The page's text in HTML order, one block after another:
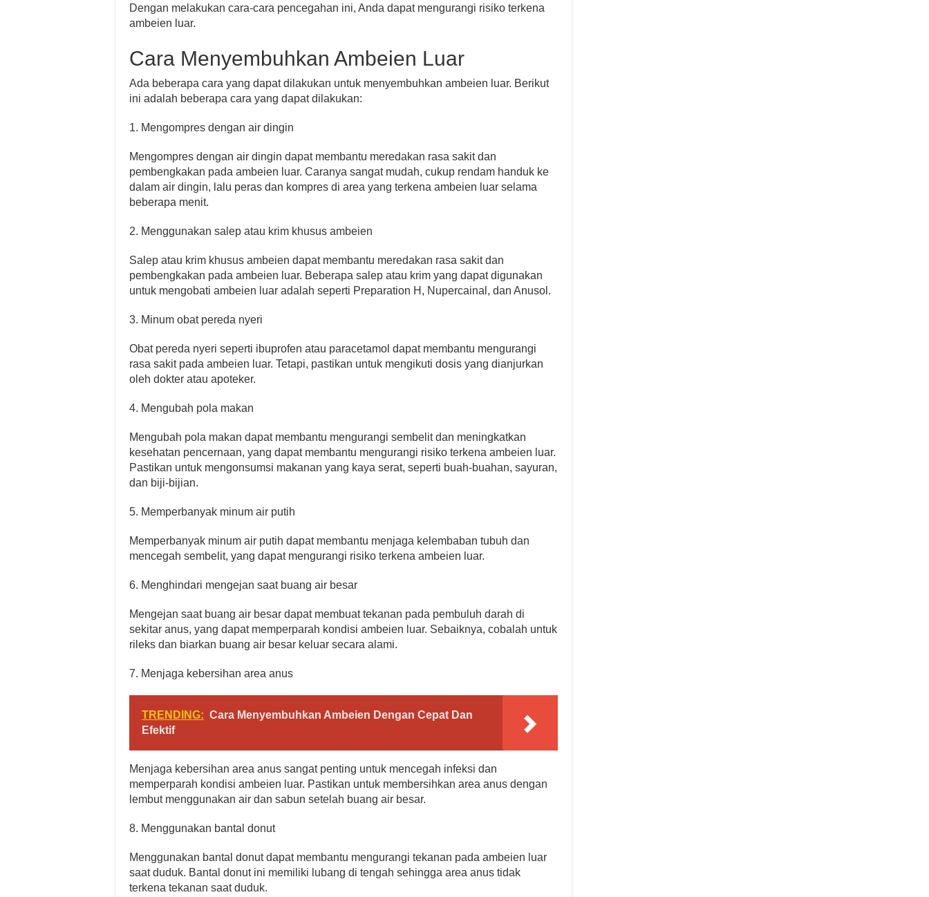
Dengan melakukan cara-cara pencegahan ini, Anda dapat mengurangi risiko terkena
ambeien luar.
Cara Menyembuhkan Ambeien Luar
Ada beberapa cara yang dapat dilakukan untuk menyembuhkan ambeien luar. Berikut
ini adalah beberapa cara yang dapat dilakukan:
1. Mengompres dengan air dingin
Mengompres dengan air dingin dapat membantu meredakan rasa sakit dan
pembengkakan pada ambeien luar. Caranya sangat mudah, cukup rendam handuk ke
dalam air dingin, lalu peras dan kompres di area yang terkena ambeien luar selama
beberapa menit.
2. Menggunakan salep atau krim khusus ambeien
Salep atau krim khusus ambeien dapat membantu meredakan rasa sakit dan
pembengkakan pada ambeien luar. Beberapa salep atau krim yang dapat digunakan
untuk mengobati ambeien luar adalah seperti Preparation H, Nupercainal, dan Anusol.
3. Minum obat pereda nyeri
Obat pereda nyeri seperti ibuprofen atau paracetamol dapat membantu mengurangi
rasa sakit pada ambeien luar. Tetapi, pastikan untuk mengikuti dosis yang dianjurkan
oleh dokter atau apoteker.
4. Mengubah pola makan
Mengubah pola makan dapat membantu mengurangi sembelit dan meningkatkan
kesehatan pencernaan, yang dapat membantu mengurangi risiko terkena ambeien luar.
Pastikan untuk mengonsumsi makanan yang kaya serat, seperti buah-buahan, sayuran,
dan biji-bijian.
5. Memperbanyak minum air putih
Memperbanyak minum air putih dapat membantu menjaga kelembaban tubuh dan
mencegah sembelit, yang dapat mengurangi risiko terkena ambeien luar.
6. Menghindari mengejan saat buang air besar
Mengejan saat buang air besar dapat membuat tekanan pada pembuluh darah di
sekitar anus, yang dapat memperparah kondisi ambeien luar. Sebaiknya, cobalah untuk
rileks dan biarkan buang air besar keluar secara alami.
7. Menjaga kebersihan area anus
TRENDING: Cara Menyembuhkan Ambeien Dengan Cepat Dan
Efektif
Menjaga kebersihan area anus sangat penting untuk mencegah infeksi dan
memperparah kondisi ambeien luar. Pastikan untuk membersihkan area anus dengan
lembut menggunakan air dan sabun setelah buang air besar.
8. Menggunakan bantal donut
Menggunakan bantal donut dapat membantu mengurangi tekanan pada ambeien luar
saat duduk. Bantal donut ini memiliki lubang di tengah sehingga area anus tidak
terkena tekanan saat duduk.